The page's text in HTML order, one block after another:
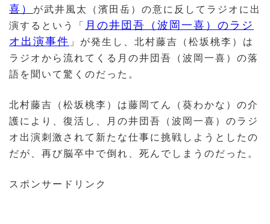
喜）
が武井風太（濱田岳）の意に反してラジオに出
演するという「
月の井団吾（波岡一喜）のラジ
オ出演事件 」が発生し、北村藤吉（松坂桃李）は
ラジオから流れてくる月の井団吾（波岡一喜）の落
語を聞いて驚くのだった。
北村藤吉（松坂桃李）は藤岡てん（葵わかな）の介
護により、復活し、月の井団吾（波岡一喜）のラジ
オ出演刺激されて新たな仕事に挑戦しようとしたの
だが、再び脳卒中で倒れ、死んでしまうのだった。
スポンサードリンク